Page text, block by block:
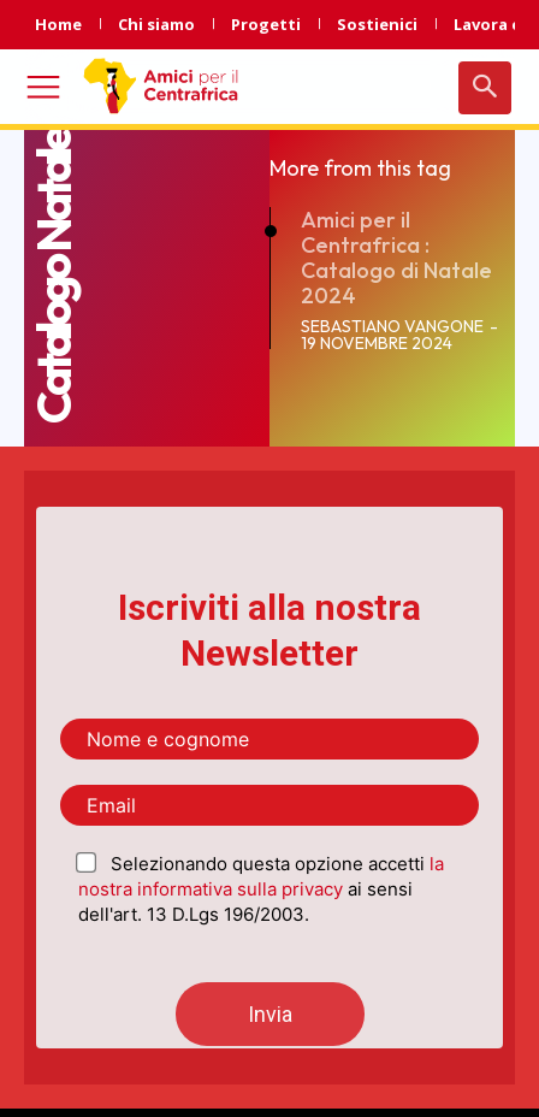
Home Chi siamo Progetti Sostienici Lavora
Catalogo Natale
More from this tag
Amici per il
Centrafrica :
Catalogo di Natale
2024
SEBASTIANO VANGONE -
19 NOVEMBRE 2024
Iscriviti alla nostra
Newsletter
Selezionando questa opzione accetti la
nostra informativa sulla privacy ai sensi
dell'art. 13 D.Lgs 196/2003.